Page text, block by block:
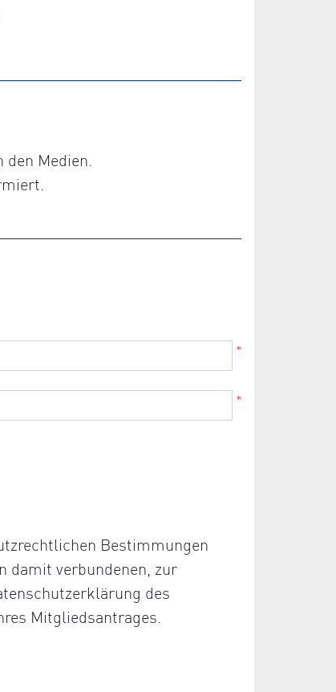
Medien.
*
*
Bestimmungen
damit verbundenen, zur
des
Mitgliedsantrages.